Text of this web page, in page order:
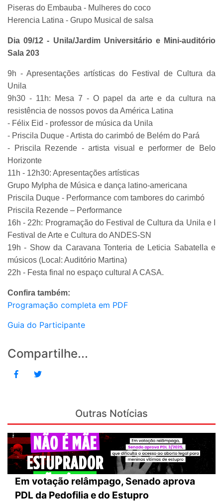
Piseras do Embauba - Mulheres do coco
Herencia Latina - Grupo Musical de salsa
Dia 09/12 - Unila/Jardim Universitário e Mini-auditório
Sala 203
9h - Apresentações artísticas do Festival de Cultura da
Unila
9h30 - 11h: Mesa 7 - O papel da arte e da cultura na
resistência de nossos povos da América Latina
- Félix Eid - professor de música da Unila
- Priscila Duque - Artista do carimbó de Belém do Pará
- Priscila Rezende - artista visual e performer de Belo
Horizonte
11h - 12h30: Apresentações artísticas
Grupo Mylpha de Música e dança latino-americana
Priscila Duque - Performance com tambores do carimbó
Priscila Rezende – Performance
16h - 22h: Programação do Festival de Cultura da Unila e I
Festival de Arte e Cultura do ANDES-SN
19h - Show da Caravana Tonteria de Leticia Sabatella e
músicos (Local: Auditório Martina)
22h - Festa final no espaço cultural A CASA.
Confira também:
Programação completa em PDF
Guia do Participante
Compartilhe...
Outras Notícias
Em votação relâmpago, Senado aprova
PDL da Pedofilia e do Estupro